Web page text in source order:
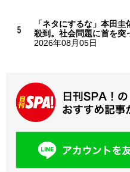
「ネタにするな」本田圭
殺到。社会問題に首を突
2026年08月05日